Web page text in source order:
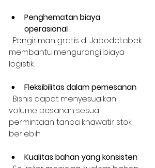
Penghematan biaya
operasional
membantu mengurangi biaya
logistik.
Fleksibilitas dalam pemesanan
volume pesanan sesuai
permintaan tanpa khawatir stok
berlebih.
Kualitas bahan yang konsisten